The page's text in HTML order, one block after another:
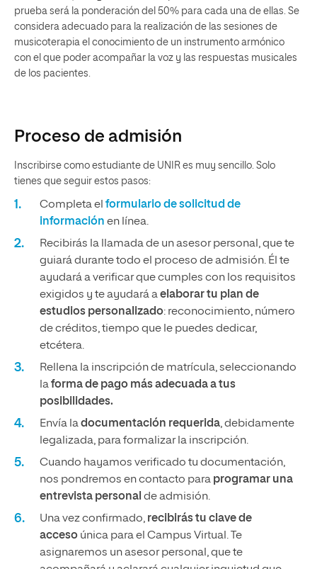
prueba será la ponderación del 50% para cada una de ellas. Se
considera adecuado para la realización de las sesiones de
musicoterapia el conocimiento de un instrumento armónico
con el que poder acompañar la voz y las respuestas musicales
de los pacientes.
Proceso de admisión
Inscribirse como estudiante de UNIR es muy sencillo. Solo
tienes que seguir estos pasos:
Completa el formulario de solicitud de
información en línea.
Recibirás la llamada de un asesor personal, que te
guiará durante todo el proceso de admisión. Él te
ayudará a verificar que cumples con los requisitos
exigidos y te ayudará aelaborar tu plan de
estudios personalizado: reconocimiento, número
de créditos, tiempo que le puedes dedicar,
etcétera.
Rellena la inscripción de matrícula, seleccionando
laforma de pago más adecuada a tus
posibilidades.
Envía ladocumentación requerida, debidamente
legalizada, para formalizar la inscripción.
Cuando hayamos verificado tu documentación,
nos pondremos en contacto para programar una
entrevista personal de admisión.
Una vez confirmado, recibirás tu clave de
acceso única para el Campus Virtual. Te
asignaremos un asesor personal, que te